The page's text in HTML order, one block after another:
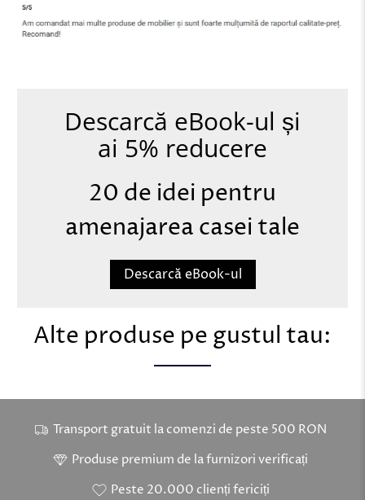
Descarcă eBook-ul și
ai 5% reducere
20 de idei pentru
amenajarea casei tale
Descarcă eBook-ul
Alte produse pe gustul tau:
Transport gratuit la comenzi de peste 500 RON
Produse premium de la furnizori verificați
Peste 20.000 clienți fericiți